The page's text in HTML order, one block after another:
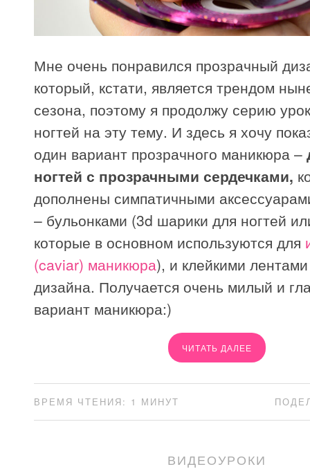
Мне очень понравился прозрачный
который, кстати, является трендом
сезона, поэтому я продолжу серию
ногтей на эту тему. И здесь я хочу
один вариант прозрачного маникюра –
ногтей с прозрачными сердечками,
дополнены симпатичными
– бульонками (3d шарики для ногтей
которые в основном используются для
(caviar) маникюра), и клейкими
дизайна. Получается очень милый и
вариант маникюра:)
ЧИТАТЬ ДАЛЕЕ
ВРЕМЯ ЧТЕНИЯ: 1 МИНУТ
ВИДЕОУРОКИ